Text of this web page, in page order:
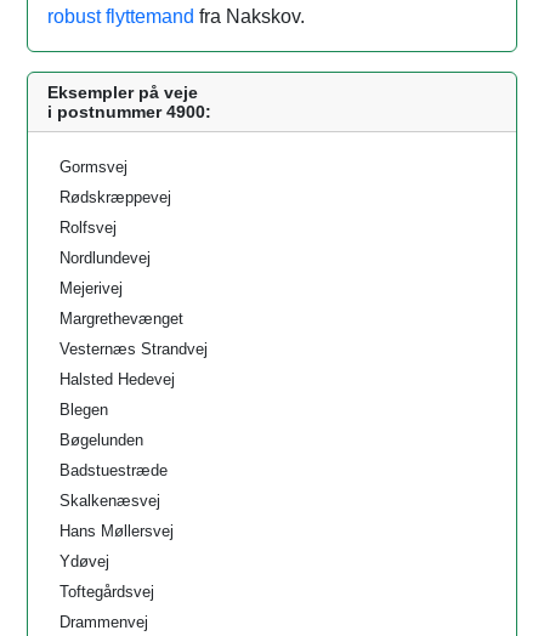
robust flyttemand fra Nakskov.
Eksempler på veje
i postnummer 4900:
Gormsvej
Rødskræppevej
Rolfsvej
Nordlundevej
Mejerivej
Margrethevænget
Vesternæs Strandvej
Halsted Hedevej
Blegen
Bøgelunden
Badstuestræde
Skalkenæsvej
Hans Møllersvej
Ydøvej
Toftegårdsvej
Drammenvej